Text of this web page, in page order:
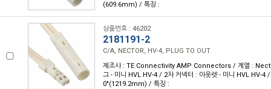
(609.6mm) / 특징 :
상품번호 : 46202
2181191-2
C/A, NECTOR, HV-4, PLUG TO OUT
제조사 : TE Connectivity AMP Connectors / 계열 :
그 - 미니 HVL HV-4 / 2차 커넥터 : 아웃렛 - 미니 HVL HV-4
0"(1219.2mm) / 특징 :